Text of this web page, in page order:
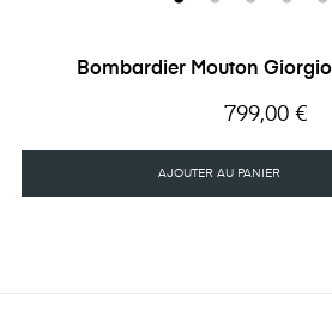
Bombardier Mouton
Prix
799,00 €
AJOUTER AU PANIER